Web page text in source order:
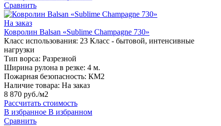
Сравнить
На заказ
Ковролин Balsan «Sublime Champagne 730»
Класс использования: 23 Класс - бытовой, интенсивные
нагрузки
Тип ворса: Разрезной
Ширина рулона в резке: 4 м.
Пожарная безопасность: КМ2
Наличие товара: На заказ
8 870 руб./м2
Рассчитать стоимость
В избранное В избранном
Сравнить